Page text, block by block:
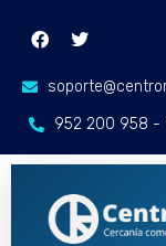
952 200 958 -